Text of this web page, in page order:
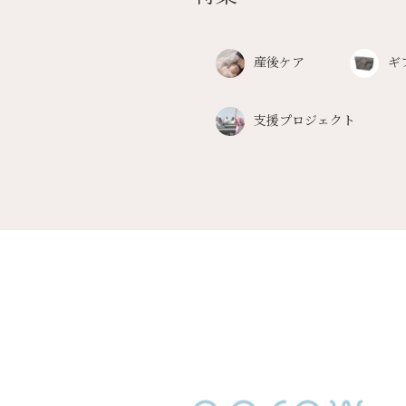
産後ケア ギ
支援プロジェクト